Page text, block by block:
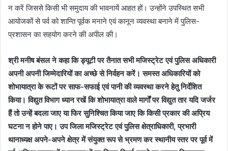
न करें जिससे किसी भी समुदाय की भावनायें आहत हों। उन्होंने उपस्थित सभी
आयोजकों से पर्व को शान्ति पूर्वक मनाने एवं कानून व्यवस्था बनाने में पुलिस-
प्रशासन का सहयोग करने की अपील की।
श्री मनीष बंसल ने कहा कि ड्यूटी पर तैनात सभी मजिस्ट्रेट एवं पुलिस अधिकारी
अपनी अपनी जिम्मेदारियों का अच्छे से निर्वहन करें। समस्त अधिकारियों को
शोभायात्रा के रूटों पर साफ-सफाई एवं पानी की व्यवस्था करने हेतु निर्देशित
किया। विद्युत विभाग ध्यान रखें कि शोभायात्रा वाले मार्गों पर विद्युत तार यदि जर्जर
हैं तो उन्हें बदला जाए या फिर सुनिश्चित किया जाए कि किसी प्रकार की अप्रिय
घटना न होने पाए। उप जिला मजिस्ट्रेट एवं पुलिस क्षेत्राधिकारी, प्रभारी
थानाध्यक्ष अपने-अपने क्षेत्र में संयुक्त रूप से भ्रमण कर स्थानीय स्तर पर पूर्व में